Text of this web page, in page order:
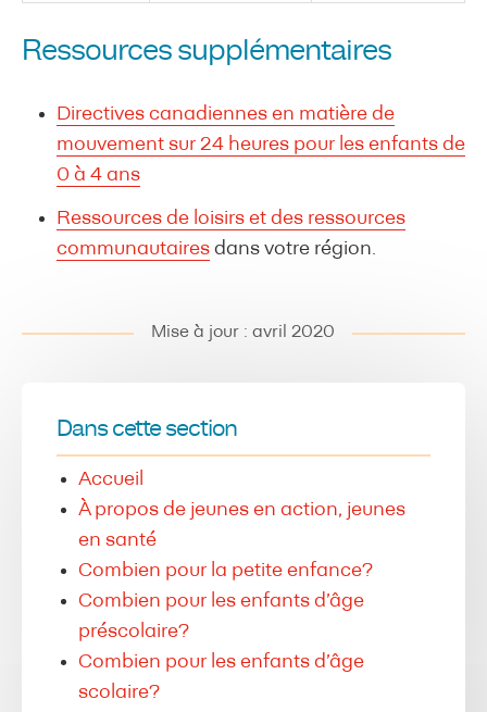
Dans cette section
Accueil
À propos de jeunes en action, jeunes
en santé
Combien pour la petite enfance?
Combien pour les enfants d’âge
préscolaire?
Combien pour les enfants d’âge
scolaire?
Ressources supplémentaires
Directives canadiennes en matière de
mouvement sur 24 heures pour les enfants de
0 à 4 ans
Ressources de loisirs et des ressources
communautaires dans votre région.
Mise à jour : avril 2020